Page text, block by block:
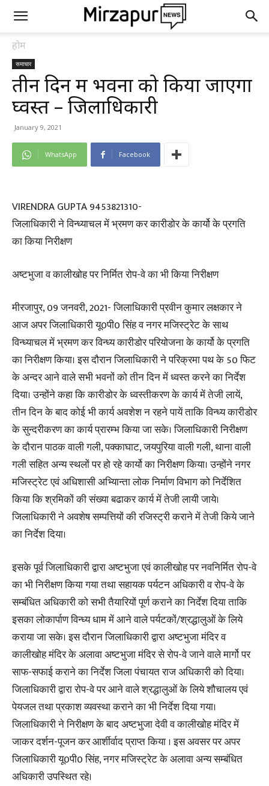
होम
समाचार
तीन दिन में भवनों को किया जाएगा
घ्वस्त – जिलाधिकारी
January 9, 2021
WhatsApp Facebook
VIRENDRA GUPTA 9453821310-
जिलाधिकारी ने विन्ध्याचल में भ्रमण कर कारीडोर के कार्यो के प्रगति
का किया निरीक्षण
अष्टभुजा व कालीखोह पर निर्मित रोप-वे का भी किया निरीक्षण
मीरजापुर, 09 जनवरी, 2021- जिलाधिकारी प्रवीन कुमार लक्षकार ने
आज अपर जिलाधिकारी यू0पी0 सिंह व नगर मजिस्ट्रेट के साथ
विन्ध्याचल में भ्रमण कर विन्ध्य कारीडोर परियोजना के कार्यो के प्रगति
का निरीक्षण किया। इस दौरान जिलाधिकारी ने परिक्रमा पथ के 50 फिट
के अन्दर आने वाले सभी भवनों को तीन दिन में ध्वस्त करने का निर्देश
दिया। उन्होंने कहा कि कारीडोर के ध्वस्तीकरण के कार्य में तेजी लायें,
तीन दिन के बाद कोई भी कार्य अवशेश न रहने पायें ताकि विन्ध्य कारीडोर
के सुन्दरीकरण का कार्य प्रारम्भ किया जा सके। जिलाधिकारी निरीक्षण
के दौरान पाठक वाली गली, पक्काघाट, जयपुरिया वाली गली, थाना वाली
गली सहित अन्य स्थलों पर हो रहे कार्यो का निरीक्षण किया। उन्होंने नगर
मजिस्ट्रेट एवं अधिशासी अभ्यिान्ता लोक निर्माण विभाग को निर्देशित
किया कि श्रमिकों की संख्या बढाकर कार्य में तेजी लायी जाये।
जिलाधिकारी ने अवशेष सम्पत्तियों की रजिस्ट्री कराने में तेजी किये जाने
का निर्देश दिया।
इसके पूर्व जिलाधिकारी द्वारा अष्टभुजा एवं कालीखोह पर नवनिर्मित रोप-वे
का भी निरीक्षण किया गया तथा सहायक पर्यटन अधिकारी व रोप-वे के
सम्बंधित अधिकारी को सभी तैयारियों पूर्ण कराने का निर्देश दिया ताकि
इसका लोकार्पाण विन्ध्य धाम में आने वाले पर्यटकों/श्रद्धालुओं के लिये
कराया जा सके। इस दौरान जिलाधिकारी द्वारा अष्टभुजा मंदिर व
कालीखोह मंदिर के अलावा अष्टभुजा मंदिर से रोप-वे जाने वाले मार्गो पर
साफ-सफाई कराने का निर्देश जिला पंचायत राज अधिकारी को दिया।
जिलाधिकारी द्वारा रोप-वे पर आने वाले श्रद्धालुओं के लिये शौचालय एवं
पेयजल तथा प्रकाश व्यवस्था कराने का भी निर्देश दिया गया।
जिलाधिकारी ने निरीक्षण के बाद अष्टभुजा देवी व कालीखोह मंदिर में
जाकर दर्शन-पूजन कर आर्शीर्वाद प्राप्त किया । इस अवसर पर अपर
जिलाधिकारी यू0पी0 सिंह, नगर मजिस्ट्रेट के अलावा अन्य सम्बंधित
अधिकारी उपस्थित रहे।